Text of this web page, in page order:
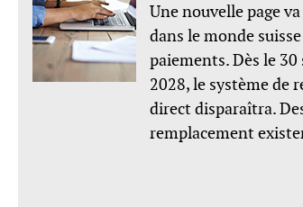
Une nouvelle page
dans le monde
paiements. Dès le
2028, le système de
direct disparaîtra.
remplacement